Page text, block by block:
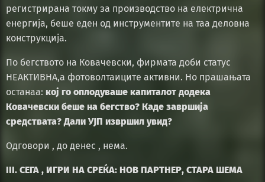
регистрирана токму за производство на електрична
енергија, беше еден од инструментите на таа деловна
конструкција.
По бегството на Ковачевски, фирмата доби статус
НЕАКТИВНА,а фотоволтаиците активни. Но прашањата
останаа: кој го оплодуваше капиталот додека
Ковачевски беше на бегство? Каде завршија
средствата? Дали УЈП извршил увид?
Одговори , до денес , нема.
III. СЕГА , ИГРИ НА СРЕЌА: НОВ ПАРТНЕР, СТАРА ШЕМА